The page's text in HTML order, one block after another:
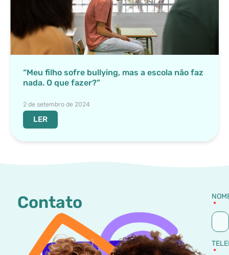
“Meu filho sofre bullying, mas a escola não faz
nada. O que fazer?”
2 de setembro de 2024
LER
Contato